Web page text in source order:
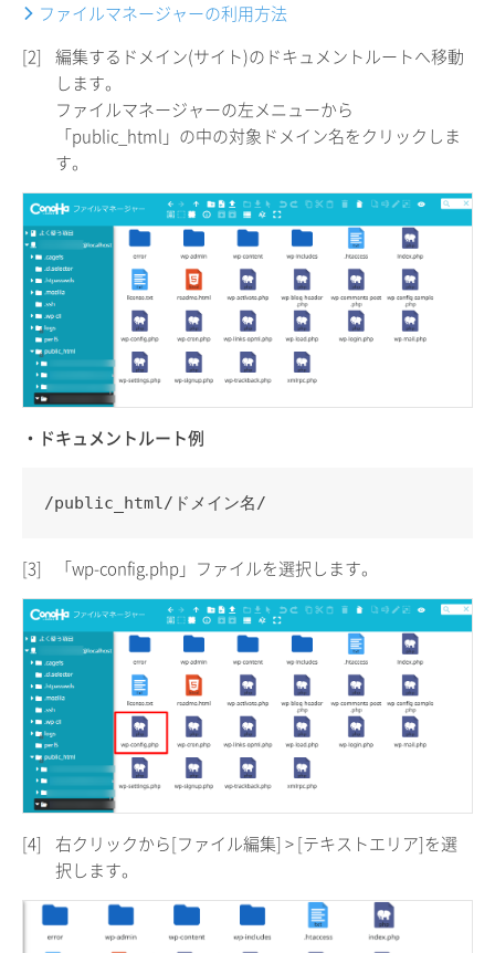
ファイルマネージャーの利用方法
[2]
編集するドメイン(サイト)のドキュメントルートへ移動
します。
ファイルマネージャーの左メニューから
「public_html」の中の対象ドメイン名をクリックしま
す。
・ドキュメントルート例
/public_html/ドメイン名/
[3] 「wp-config.php」ファイルを選択します。
[4]
右クリックから[ファイル編集] > [テキストエリア]を選
択します。